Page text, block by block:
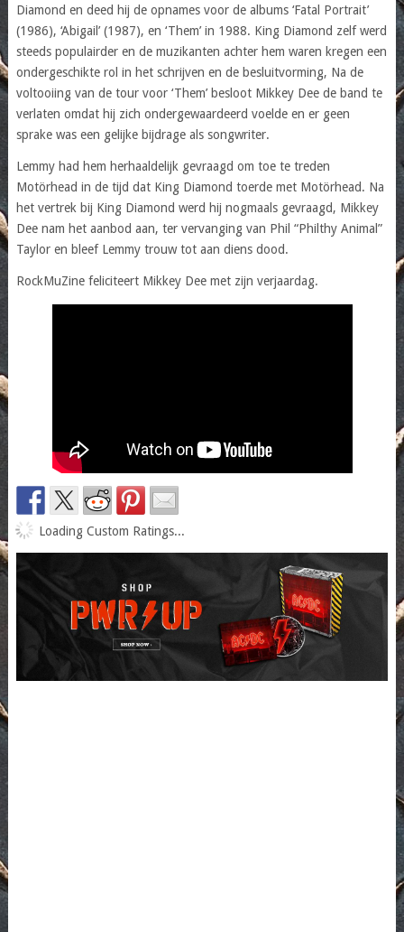
Diamond en deed hij de opnames voor de albums ‘Fatal Portrait’
(1986), ‘Abigail’ (1987), en ‘Them’ in 1988. King Diamond zelf werd
steeds populairder en de muzikanten achter hem waren kregen een
ondergeschikte rol in het schrijven en de besluitvorming, Na de
voltooiing van de tour voor ‘Them’ besloot Mikkey Dee de band te
verlaten omdat hij zich ondergewaardeerd voelde en er geen
sprake was een gelijke bijdrage als songwriter.
Lemmy had hem herhaaldelijk gevraagd om toe te treden
Motörhead in de tijd dat King Diamond toerde met Motörhead. Na
het vertrek bij King Diamond werd hij nogmaals gevraagd, Mikkey
Dee nam het aanbod aan, ter vervanging van Phil “Philthy Animal”
Taylor en bleef Lemmy trouw tot aan diens dood.
RockMuZine feliciteert Mikkey Dee met zijn verjaardag.
Loading Custom Ratings...